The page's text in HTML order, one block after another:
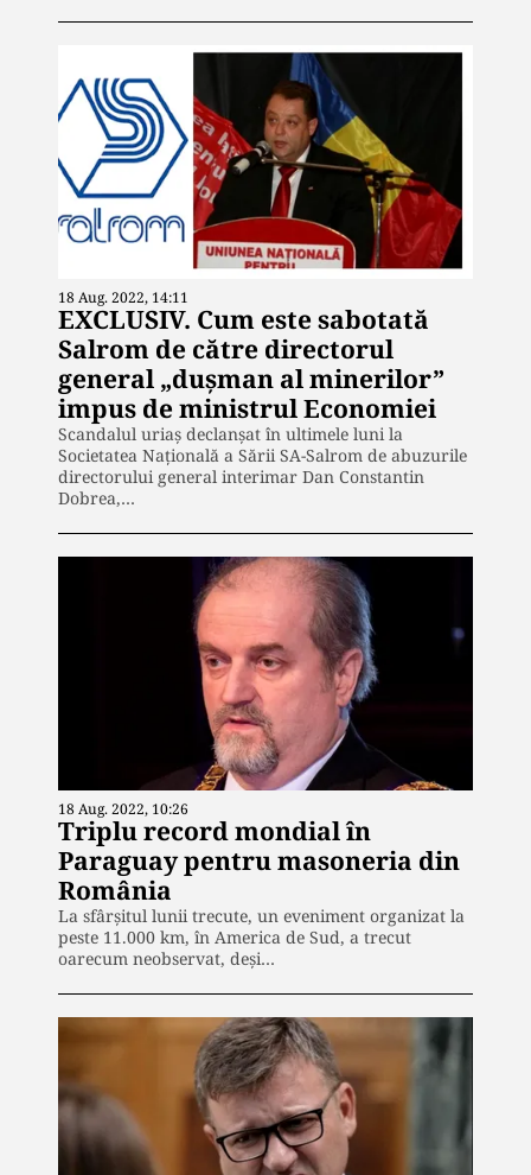
18 Aug. 2022, 14:11
EXCLUSIV. Cum este sabotată
Salrom de către directorul
general „dușman al minerilor”
impus de ministrul Economiei
Scandalul uriaș declanșat în ultimele luni la
Societatea Națională a Sării SA-Salrom de abuzurile
directorului general interimar Dan Constantin
Dobrea,…
18 Aug. 2022, 10:26
Triplu record mondial în
Paraguay pentru masoneria din
România
La sfârșitul lunii trecute, un eveniment organizat la
peste 11.000 km, în America de Sud, a trecut
oarecum neobservat, deși…